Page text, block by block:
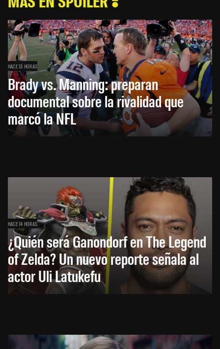
HACE 13 HORAS
Brady vs. Manning: preparan
documental sobre la rivalidad que
marcó la NFL
HACE 14 HORAS
¿Quién será Ganondorf en The Legend
of Zelda? Un nuevo reporte señala al
actor Uli Latukefu